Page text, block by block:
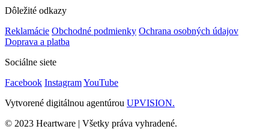
Dôležité odkazy
Reklamácie Obchodné podmienky Ochrana osobných údajov
Doprava a platba
Sociálne siete
Facebook InstagramYouTube
Vytvorené digitálnou agentúrou UPVISION.
© 2023 Heartware | Všetky práva vyhradené.